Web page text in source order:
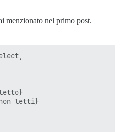
menzionato nel primo post.
letti}